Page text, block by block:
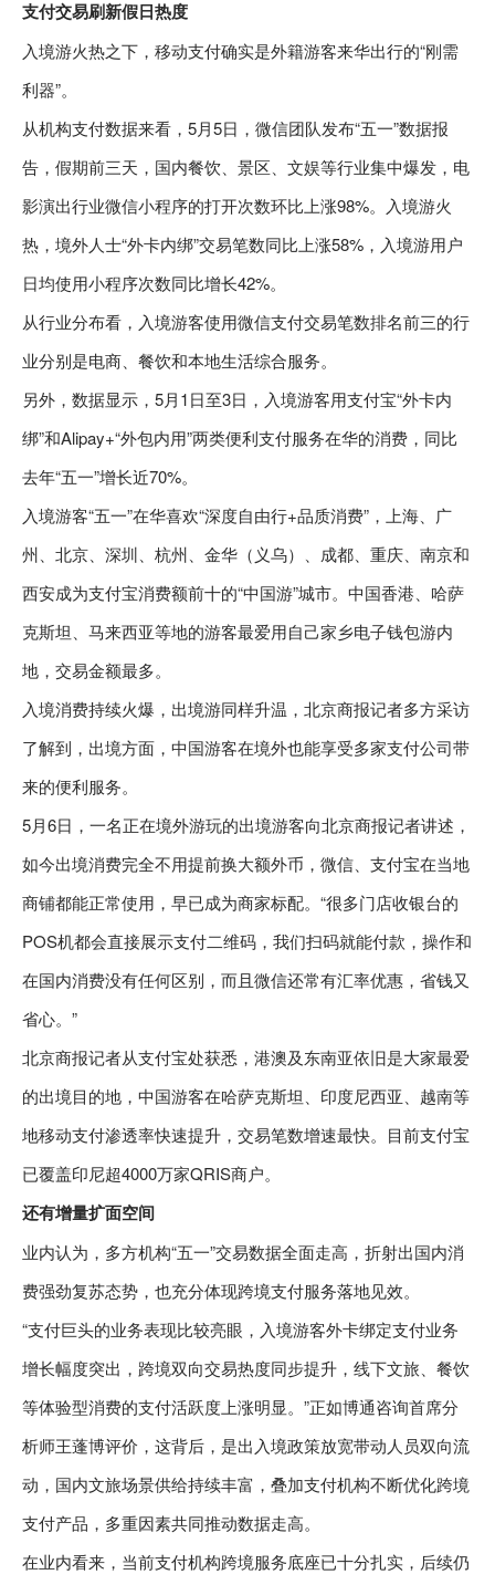
支付交易刷新假日热度
入境游火热之下，移动支付确实是外籍游客来华出行的“刚需
利器”。
从机构支付数据来看，5月5日，微信团队发布“五一”数据报
告，假期前三天，国内餐饮、景区、文娱等行业集中爆发，电
影演出行业微信小程序的打开次数环比上涨98%。入境游火
热，境外人士“外卡内绑”交易笔数同比上涨58%，入境游用户
日均使用小程序次数同比增长42%。
从行业分布看，入境游客使用微信支付交易笔数排名前三的行
业分别是电商、餐饮和本地生活综合服务。
另外，数据显示，5月1日至3日，入境游客用支付宝“外卡内
绑”和Alipay+“外包内用”两类便利支付服务在华的消费，同比
去年“五一”增长近70%。
入境游客“五一”在华喜欢“深度自由行+品质消费”，上海、广
州、北京、深圳、杭州、金华（义乌）、成都、重庆、南京和
西安成为支付宝消费额前十的“中国游”城市。中国香港、哈萨
克斯坦、马来西亚等地的游客最爱用自己家乡电子钱包游内
地，交易金额最多。
入境消费持续火爆，出境游同样升温，北京商报记者多方采访
了解到，出境方面，中国游客在境外也能享受多家支付公司带
来的便利服务。
5月6日，一名正在境外游玩的出境游客向北京商报记者讲述，
如今出境消费完全不用提前换大额外币，微信、支付宝在当地
商铺都能正常使用，早已成为商家标配。“很多门店收银台的
POS机都会直接展示支付二维码，我们扫码就能付款，操作和
在国内消费没有任何区别，而且微信还常有汇率优惠，省钱又
省心。”
北京商报记者从支付宝处获悉，港澳及东南亚依旧是大家最爱
的出境目的地，中国游客在哈萨克斯坦、印度尼西亚、越南等
地移动支付渗透率快速提升，交易笔数增速最快。目前支付宝
已覆盖印尼超4000万家QRIS商户。
还有增量扩面空间
业内认为，多方机构“五一”交易数据全面走高，折射出国内消
费强劲复苏态势，也充分体现跨境支付服务落地见效。
“支付巨头的业务表现比较亮眼，入境游客外卡绑定支付业务
增长幅度突出，跨境双向交易热度同步提升，线下文旅、餐饮
等体验型消费的支付活跃度上涨明显。”正如博通咨询首席分
析师王蓬博评价，这背后，是出入境政策放宽带动人员双向流
动，国内文旅场景供给持续丰富，叠加支付机构不断优化跨境
支付产品，多重因素共同推动数据走高。
在业内看来，当前支付机构跨境服务底座已十分扎实，后续仍